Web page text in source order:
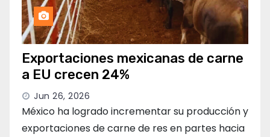
Exportaciones mexicanas de carne
a EU crecen 24%
Jun 26, 2026
México ha logrado incrementar su producción y
exportaciones de carne de res en partes hacia